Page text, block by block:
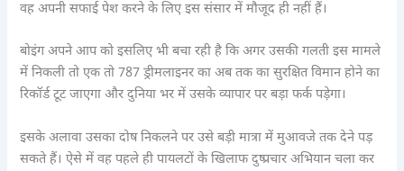
वह अपनी सफाई पेश करने के लिए इस संसार में मौजूद ही नहीं हैं।
बोइंग अपने आप को इसलिए भी बचा रही है कि अगर उसकी गलती इस मामले
में निकली तो एक तो 787 ड्रीमलाइनर का अब तक का सुरक्षित विमान होने का
रिकॉर्ड टूट जाएगा और दुनिया भर में उसके व्यापार पर बड़ा फर्क पड़ेगा।
इसके अलावा उसका दोष निकलने पर उसे बड़ी मात्रा में मुआवजे तक देने पड़
सकते हैं। ऐसे में वह पहले ही पायलटों के खिलाफ दुष्प्रचार अभियान चला कर